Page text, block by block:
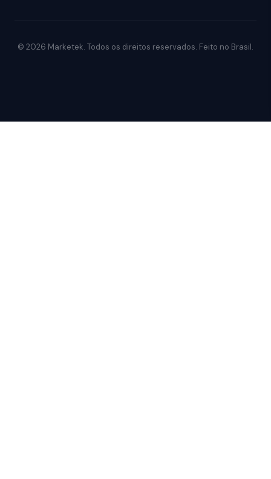
© 2026 Marketek. Todos os direitos reservados. Feito no Brasil.